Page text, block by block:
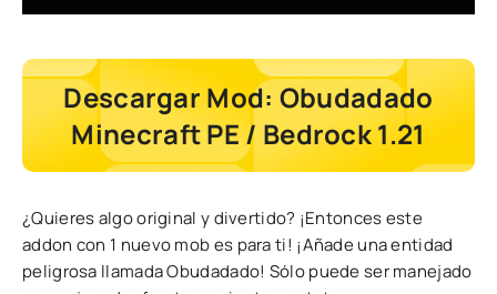
Descargar Mod: Obudadado
Minecraft PE / Bedrock 1.21
¿Quieres algo original y divertido? ¡Entonces este
addon con 1 nuevo mob es para ti! ¡Añade una entidad
peligrosa llamada Obudadado! Sólo puede ser manejado